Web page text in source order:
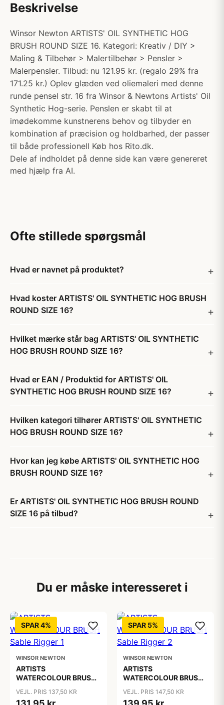
Beskrivelse
Winsor Newton ARTISTS' OIL SYNTHETIC HOG
BRUSH ROUND SIZE 16. Kategori: Kreativ / DIY >
Maling & Tilbehør > Malertilbehør > Pensler >
Malerpensler. Tilbud: nu 121.95 kr. (regalo 29% fra
171.25 kr.) Oplev glæden ved oliemaleri med denne
runde pensel str. 16 fra Winsor & Newtons Artists' Oil
Synthetic Hog-serie. Penslen er skabt til at
imødekomme kunstnerens behov og tilbyder en
kombination af præcision og holdbarhed, der passer
til både professionell Køb hos Rito.dk.
Dele af indholdet på denne side kan være genereret
med hjælp fra AI.
Ofte stillede spørgsmål
Hvad er navnet på produktet?
Hvad koster ARTISTS' OIL SYNTHETIC HOG BRUSH
ROUND SIZE 16?
Hvilket mærke står bag ARTISTS' OIL SYNTHETIC
HOG BRUSH ROUND SIZE 16?
Hvad er EAN / Produktid for ARTISTS' OIL
SYNTHETIC HOG BRUSH ROUND SIZE 16?
Hvilken kategori tilhører ARTISTS' OIL SYNTHETIC
HOG BRUSH ROUND SIZE 16?
Hvor kan jeg købe ARTISTS' OIL SYNTHETIC HOG
BRUSH ROUND SIZE 16?
Er ARTISTS' OIL SYNTHETIC HOG BRUSH ROUND
SIZE 16 på tilbud?
Du er måske interesseret i
SPAR 4%
WINSOR NEWTON
ARTISTS
WATERCOLOUR BRUSH
VEJL. PRIS 137,50 KR
SPAR 5%
WINSOR NEWTON
ARTISTS
WATERCOLOUR BRUSH
VEJL. PRIS 147,50 KR